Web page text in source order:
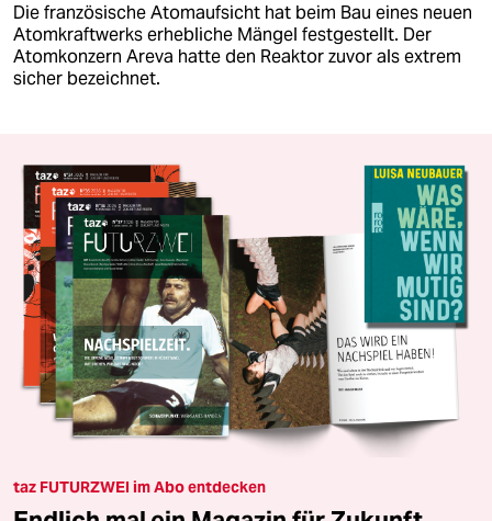
Die französische Atomaufsicht hat beim Bau eines neuen
Atomkraftwerks erhebliche Mängel festgestellt. Der
Atomkonzern Areva hatte den Reaktor zuvor als extrem
sicher bezeichnet.
taz FUTURZWEI im Abo entdecken